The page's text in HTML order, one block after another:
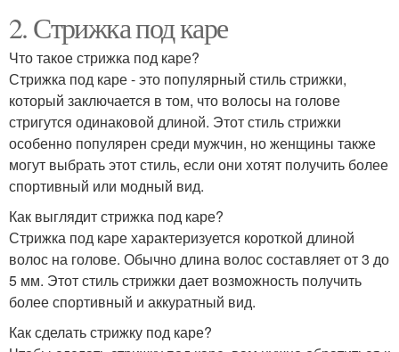
2. Стрижка под каре
Что такое стрижка под каре?
Стрижка под каре - это популярный стиль стрижки,
который заключается в том, что волосы на голове
стригутся одинаковой длиной. Этот стиль стрижки
особенно популярен среди мужчин, но женщины также
могут выбрать этот стиль, если они хотят получить более
спортивный или модный вид.
Как выглядит стрижка под каре?
Стрижка под каре характеризуется короткой длиной
волос на голове. Обычно длина волос составляет от 3 до
5 мм. Этот стиль стрижки дает возможность получить
более спортивный и аккуратный вид.
Как сделать стрижку под каре?